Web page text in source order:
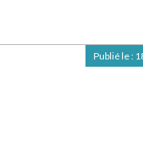
Publié le :